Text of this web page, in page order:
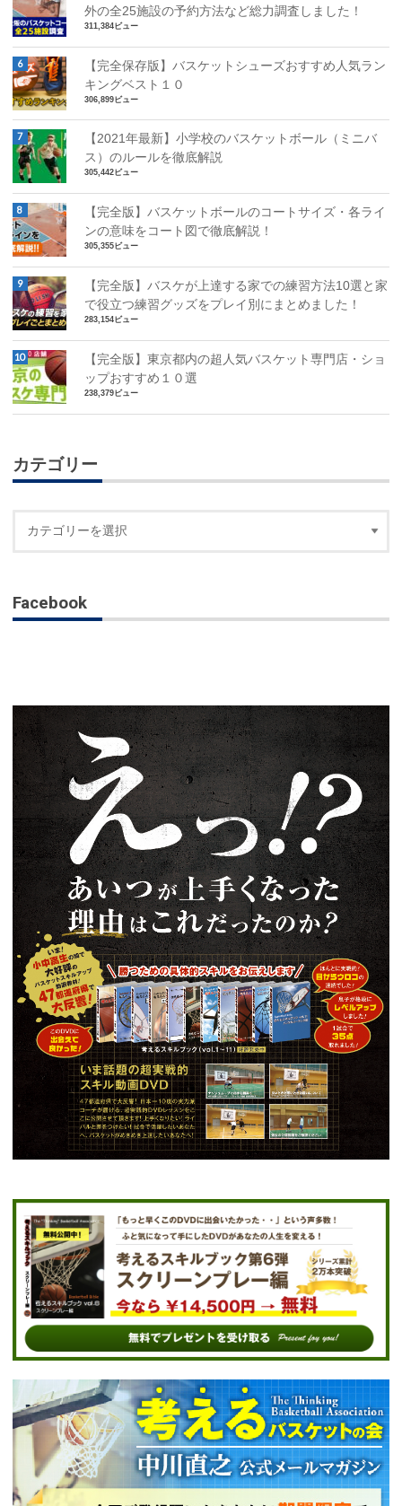
外の全25施設の予約方法など総力調査しました！
311,384ビュー
【完全保存版】バスケットシューズおすすめ人気ラン
キングベスト１０
306,899ビュー
【2021年最新】小学校のバスケットボール（ミニバ
ス）のルールを徹底解説
305,442ビュー
【完全版】バスケットボールのコートサイズ・各ライ
ンの意味をコート図で徹底解説！
305,355ビュー
【完全版】バスケが上達する家での練習方法10選と家
で役立つ練習グッズをプレイ別にまとめました！
283,154ビュー
【完全版】東京都内の超人気バスケット専門店・ショ
ップおすすめ１０選
238,379ビュー
カテゴリー
Facebook